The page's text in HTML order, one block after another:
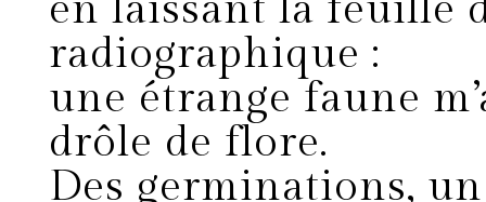
radiographique :
une étrange faune
drôle de flore.
Des germinations,